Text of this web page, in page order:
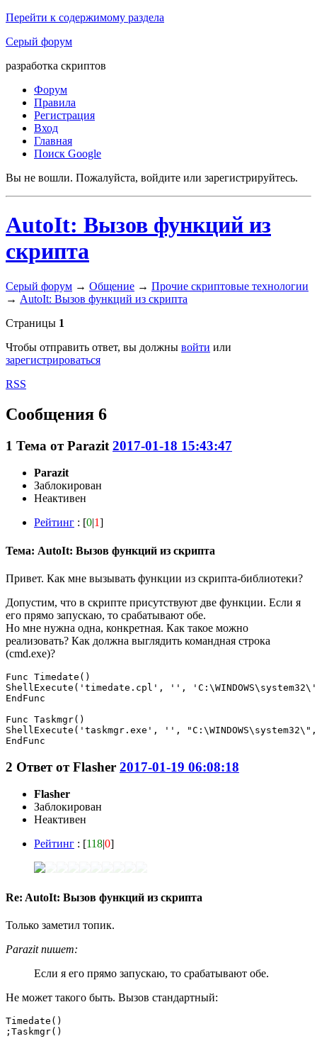
Перейти к содержимому раздела
Серый форум
разработка скриптов
Форум
Правила
Регистрация
Вход
Главная
Поиск Google
Вы не вошли. Пожалуйста, войдите или зарегистрируйтесь.
AutoIt: Вызов функций из
скрипта
Серый форум → Общение → Прочие скриптовые технологии
→ AutoIt: Вызов функций из скрипта
Страницы 1
Чтобы отправить ответ, вы должны войти или
зарегистрироваться
RSS
Сообщения 6
1 Тема отParazit 2017-01-18 15:43:47
Parazit
Заблокирован
Неактивен
Рейтинг : [0|1]
Тема: AutoIt: Вызов функций из скрипта
Привет. Как мне вызывать функции из скрипта-библиотеки?
Допустим, что в скрипте присутствуют две функции. Если я
его прямо запускаю, то срабатывают обе.
Но мне нужна одна, конкретная. Как такое можно
реализовать? Как должна выглядить командная строка
(cmd.exe)?
Func Timedate()
ShellExecute('timedate.cpl', '',
EndFunc
Func Taskmgr()
ShellExecute('taskmgr.exe', '',
2 Ответ отFlasher 2017-01-19 06:08:18
Flasher
Заблокирован
Неактивен
Рейтинг : [118|0]
Re: AutoIt: Вызов функций из скрипта
Только заметил топик.
Parazit пишет:
Если я его прямо запускаю, то срабатывают обе.
Не может такого быть. Вызов стандартный:
Timedate()
;Taskmgr()